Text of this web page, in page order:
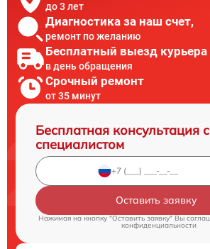
до 3 лет
Диагностика за наш счет,
ремонт по желанию
Бесплатный выезд курьера
в день обращения
Срочный ремонт
от 35 минут
Бесплатная консультация
специалистом
Оставить заявку
Нажимая на кнопку "Оставить заявку" Вы
конфиденциальности